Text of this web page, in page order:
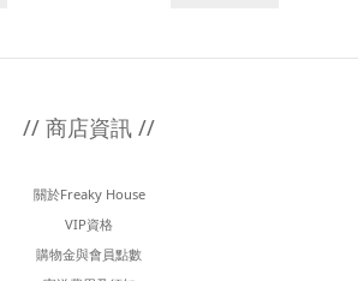
// 商店資訊 //
關於Freaky House
VIP資格
購物金與會員點數